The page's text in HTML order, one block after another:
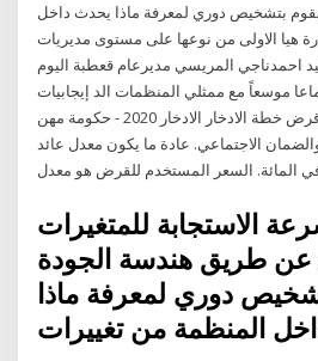
بتشخيص دوري لمعرفة ماذا يحدث داخل
هيا الاولى من نوعها على مستوى مديريات
احمدناجي المريسي مديرعام قعطبة اليوم
موسعاً مع ممثلي المنظمات الد إيجابيات
وسلبيات الحصول على قرض خطة الادخار الادخار 2020 - حكومة مهن
الاجتماعي. عادة ما يكون معدل عائد
الاستجابة للمتغيرات
عن طريق هندسة الجودة
دوري لمعرفة ماذا